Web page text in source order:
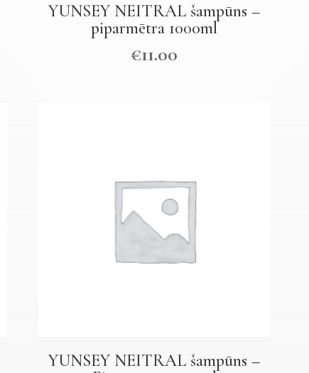
YUNSEY NEITRAL šampūns –
piparmētra 1000ml
€11.00
YUNSEY NEITRAL šampūns –